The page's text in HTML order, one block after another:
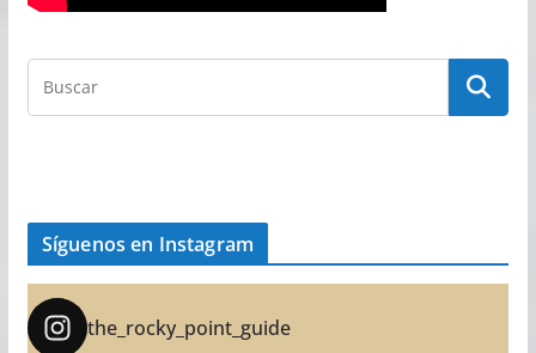
Síguenos en Instagram
the_rocky_point_guide